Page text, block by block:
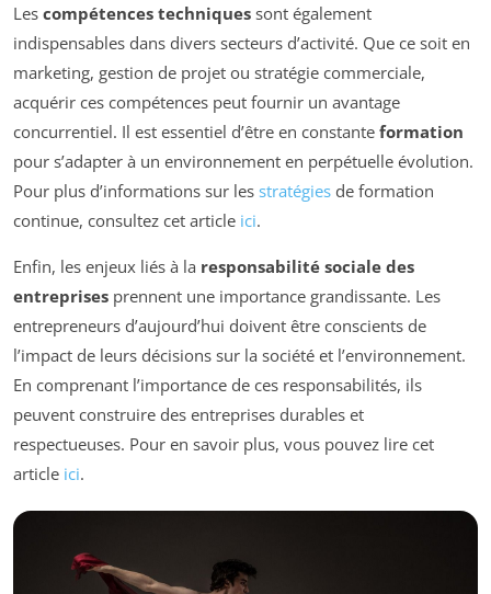
Les compétences techniques sont également
indispensables dans divers secteurs d’activité. Que ce soit en
marketing, gestion de projet ou stratégie commerciale,
acquérir ces compétences peut fournir un avantage
concurrentiel. Il est essentiel d’être en constante formation
pour s’adapter à un environnement en perpétuelle évolution.
Pour plus d’informations sur les stratégies de formation
continue, consultez cet article ici.
Enfin, les enjeux liés à la responsabilité sociale des
entreprises prennent une importance grandissante. Les
entrepreneurs d’aujourd’hui doivent être conscients de
l’impact de leurs décisions sur la société et l’environnement.
En comprenant l’importance de ces responsabilités, ils
peuvent construire des entreprises durables et
respectueuses. Pour en savoir plus, vous pouvez lire cet
article ici.